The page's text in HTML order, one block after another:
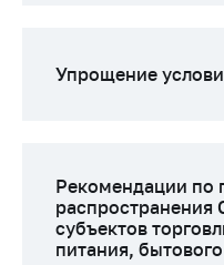
Упрощение
Рекомендации по
распространения
субъектов
питания,